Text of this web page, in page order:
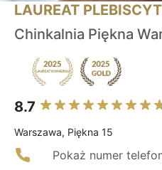
LAUREAT
Chinkalnia Piękna
8.7
Warszawa, Piękna 15
Pokaż numer